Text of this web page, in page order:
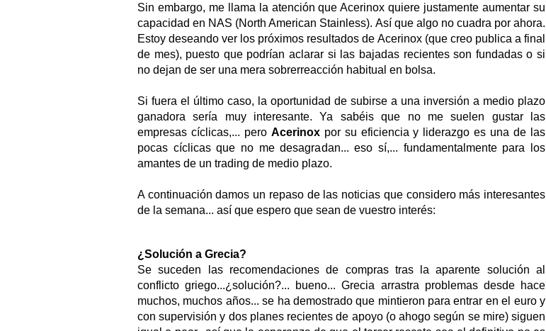
Sin embargo, me llama la atención que Acerinox quiere justamente aumentar su
capacidad en NAS (North American Stainless). Así que algo no cuadra por ahora.
Estoy deseando ver los próximos resultados de Acerinox (que creo publica a final
de mes), puesto que podrían aclarar si las bajadas recientes son fundadas o si
no dejan de ser una mera sobrerreacción habitual en bolsa.
Si fuera el último caso, la oportunidad de subirse a una inversión a medio plazo
ganadora sería muy interesante. Ya sabéis que no me suelen gustar las
empresas cíclicas,... pero Acerinoxpor su eficiencia y liderazgo es una de las
pocas cíclicas que no me desagradan... eso sí,... fundamentalmente para los
amantes de un trading de medio plazo.
A continuación damos un repaso de las noticias que considero más interesantes
de la semana... así que espero que sean de vuestro interés:
¿Solución a Grecia?
Se suceden las recomendaciones de compras tras la aparente solución al
conflicto griego...¿solución?... bueno... Grecia arrastra problemas desde hace
muchos, muchos años... se ha demostrado que mintieron para entrar en el euro y
con supervisión y dos planes recientes de apoyo (o ahogo según se mire) siguen